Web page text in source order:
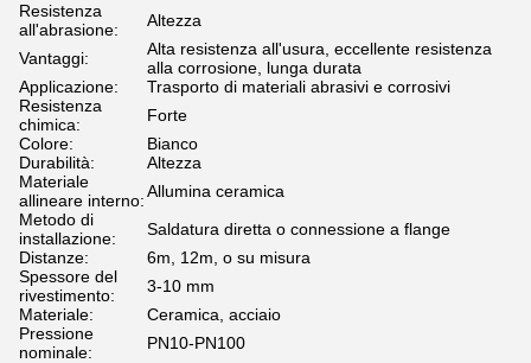
Resistenza
all'abrasione:
Altezza
Vantaggi:
Alta resistenza all'usura, eccellente resistenza
alla corrosione, lunga durata
Applicazione:
Trasporto di materiali abrasivi e corrosivi
Resistenza
chimica:
Forte
Colore:
Bianco
Durabilità:
Altezza
Materiale
allineare interno:Allumina ceramica
Metodo di
installazione:
Saldatura diretta o connessione a flange
Distanze:
6m, 12m, o su misura
Spessore del
rivestimento:
3-10 mm
Materiale:
Ceramica, acciaio
Pressione
nominale:
PN10-PN100